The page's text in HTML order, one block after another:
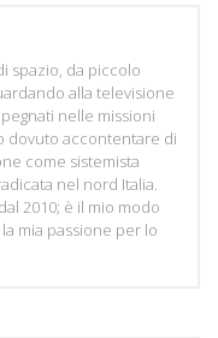
spazio, da piccolo
alla televisione
nelle missioni
dovuto accontentare di
come sistemista
nel nord Italia.
2010; è il mio modo
mia passione per lo